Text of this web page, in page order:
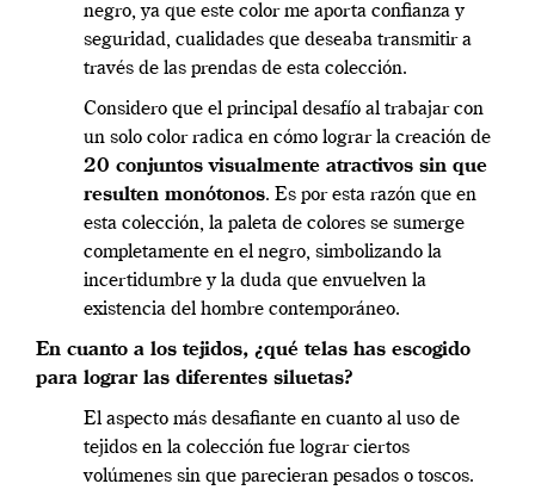
negro, ya que este color me aporta confianza y
seguridad, cualidades que deseaba transmitir a
través de las prendas de esta colección.
Considero que el principal desafío al trabajar con
un solo color radica en cómo lograr la creación de
20 conjuntos visualmente atractivos sin que
resulten monótonos. Es por esta razón que en
esta colección, la paleta de colores se sumerge
completamente en el negro, simbolizando la
incertidumbre y la duda que envuelven la
existencia del hombre contemporáneo.
En cuanto a los tejidos, ¿qué telas has escogido
para lograr las diferentes siluetas?
El aspecto más desafiante en cuanto al uso de
tejidos en la colección fue lograr ciertos
volúmenes sin que parecieran pesados o toscos.